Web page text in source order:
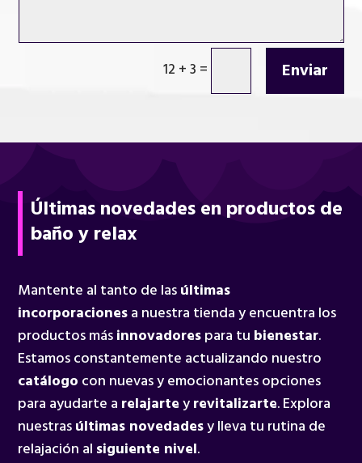
12 + 3 = Enviar
Últimas novedades en productos de
baño y relax
Mantente al tanto de lasúltimas
incorporacionesa nuestra tienda y encuentra los
productos másinnovadorespara tu bienestar.
Estamos constantemente actualizando nuestro
catálogo con nuevas y emocionantes opciones
para ayudarte a relajarteyrevitalizarte. Explora
nuestrasúltimas novedadesy lleva tu rutina de
relajación al siguiente nivel.